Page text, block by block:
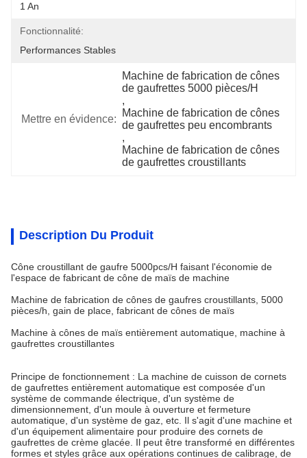
1 An
Fonctionnalité:
Performances Stables
Mettre en évidence:
Machine de fabrication de cônes
de gaufrettes 5000 pièces/H
,
Machine de fabrication de cônes
de gaufrettes peu encombrants
,
Machine de fabrication de cônes
de gaufrettes croustillants
Description Du Produit
Cône croustillant de gaufre 5000pcs/H faisant l'économie de
l'espace de fabricant de cône de maïs de machine
Machine de fabrication de cônes de gaufres croustillants, 5000
pièces/h, gain de place, fabricant de cônes de maïs
Machine à cônes de maïs entièrement automatique, machine à
gaufrettes croustillantes
Principe de fonctionnement : La machine de cuisson de cornets
de gaufrettes entièrement automatique est composée d'un
système de commande électrique, d'un système de
dimensionnement, d'un moule à ouverture et fermeture
automatique, d'un système de gaz, etc. Il s'agit d'une machine et
d'un équipement alimentaire pour produire des cornets de
gaufrettes de crème glacée. Il peut être transformé en différentes
formes et styles grâce aux opérations continues de calibrage, de